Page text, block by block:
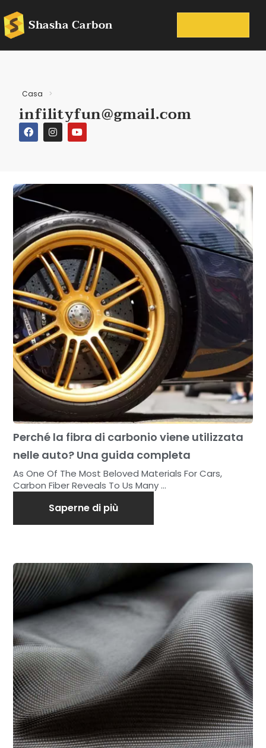
Shasha Carbon
Casa >
infilityfun@gmail.com
Perché la fibra di carbonio viene utilizzata
nelle auto? Una guida completa
As One Of The Most Beloved Materials For Cars,
Carbon Fiber Reveals To Us Many ...
Saperne di più